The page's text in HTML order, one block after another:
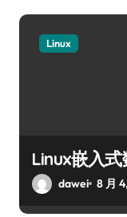
Linux
Linux嵌入
dawei 8 月